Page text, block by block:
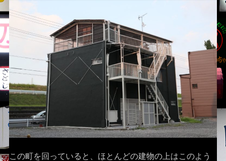
この町を回っていると、ほとんどの建物の上はこのよう